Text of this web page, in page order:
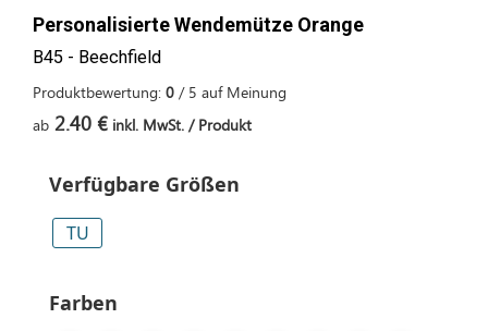
Personalisierte Wendemütze Orange
B45 - Beechfield
Produktbewertung: 0 / 5 auf Meinung
ab 2.40 € inkl. MwSt. / Produkt
Verfügbare Größen
TU
Farben